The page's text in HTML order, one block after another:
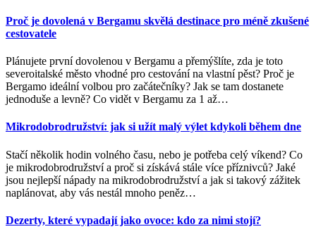
Proč je dovolená v Bergamu skvělá destinace pro méně zkušené
cestovatele
Plánujete první dovolenou v Bergamu a přemýšlíte, zda je toto
severoitalské město vhodné pro cestování na vlastní pěst? Proč je
Bergamo ideální volbou pro začátečníky? Jak se tam dostanete
jednoduše a levně? Co vidět v Bergamu za 1 až…
Mikrodobrodružství: jak si užít malý výlet kdykoli během dne
Stačí několik hodin volného času, nebo je potřeba celý víkend? Co
je mikrodobrodružství a proč si získává stále více příznivců? Jaké
jsou nejlepší nápady na mikrodobrodružství a jak si takový zážitek
naplánovat, aby vás nestál mnoho peněz…
Dezerty, které vypadají jako ovoce: kdo za nimi stojí?